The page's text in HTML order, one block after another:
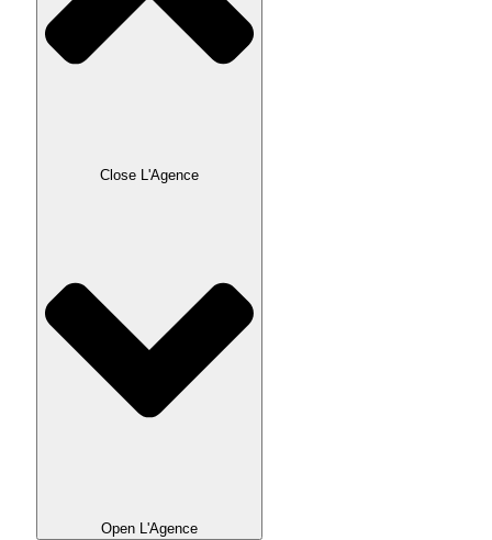
Close L'Agence
Open L'Agence